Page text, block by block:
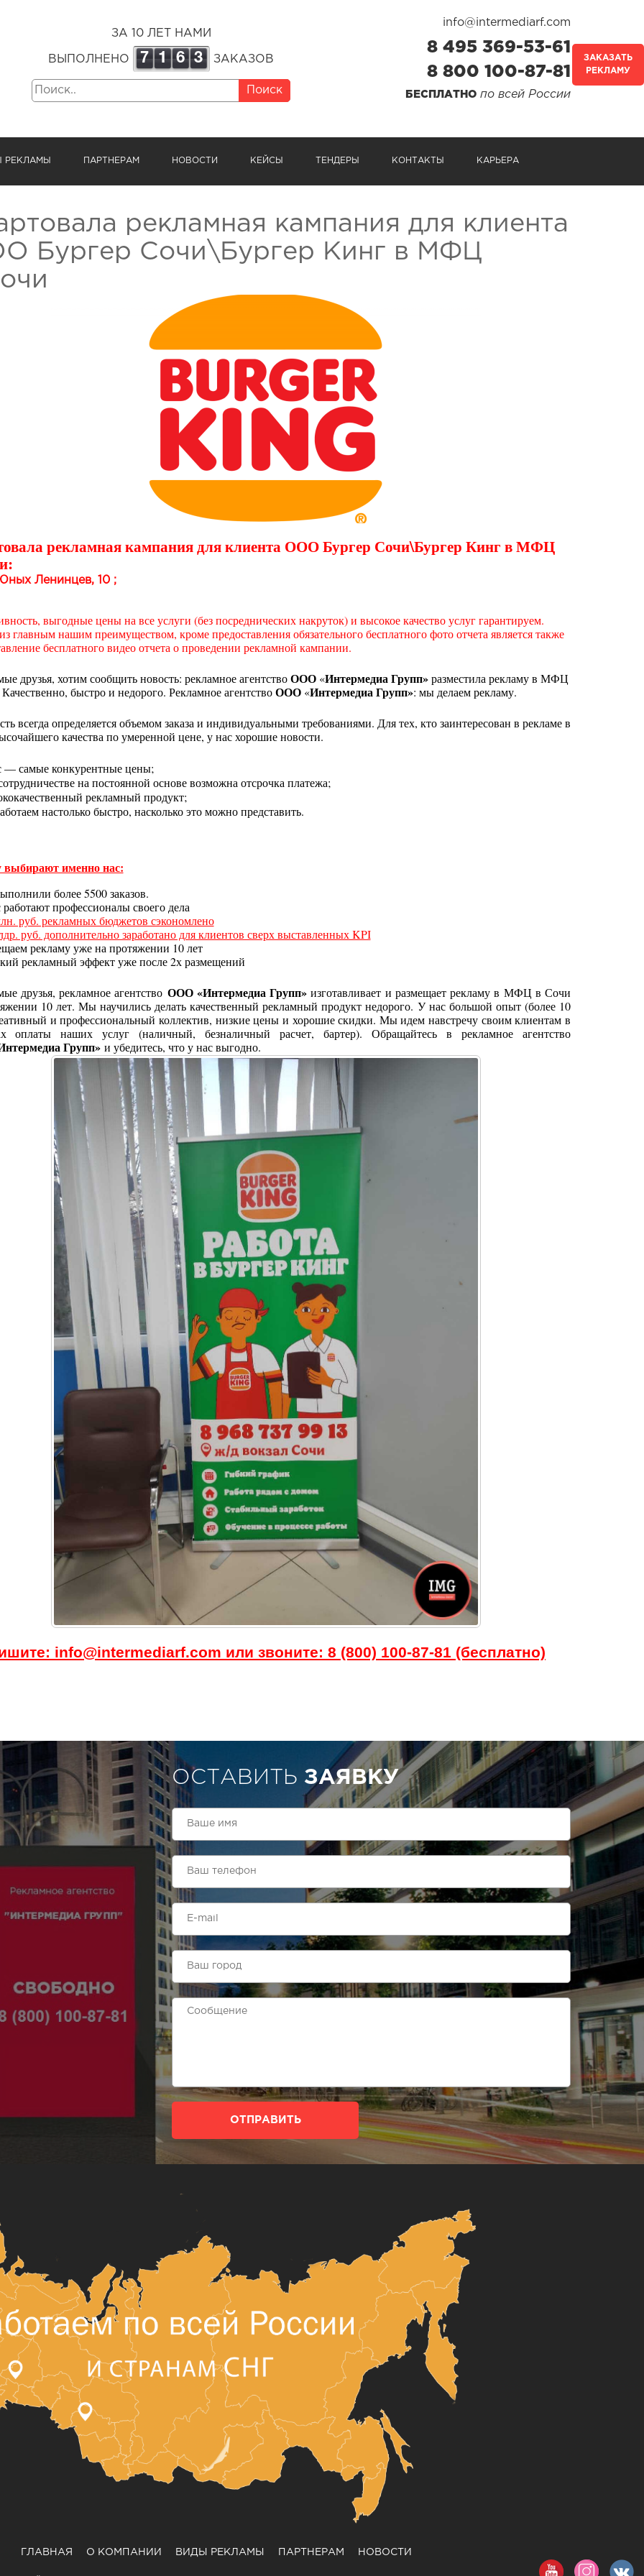
ЗА 10 ЛЕТ НАМИ
ВЫПОЛНЕНО 7 1 6 3 ЗАКАЗОВ
Поиск
info@intermediarf.com
8 495 369-53-61
8 800 100-87-81
БЕСПЛАТНО по всей России
РЕКЛАМЫ ПАРТНЕРАМ НОВОСТИ КЕЙСЫ ТЕНДЕРЫ КОНТАКТЫ КАРЬЕРА
ЗАКАЗАТЬ
РЕКЛАМУ
рекламная кампания для клиента
Бургер Сочи\Бургер Кинг в МФЦ
рекламная кампания для клиента ООО Бургер Сочи\Бургер Кинг в МФЦ
Ленинцев, 10 ;
выгодные цены на все услуги (без посреднических накруток) и высокое качество услуг гарантируем.
главным нашим преимуществом, кроме предоставления обязательного бесплатного фото отчета является также
бесплатного видео отчета о проведении рекламной кампании.
друзья, хотим сообщить новость: рекламное агентствоООО«Интермедиа Групп»разместила рекламу в МФЦ
быстро и недорого. Рекламное агентствоООО«Интермедиа Групп»: мы делаем рекламу.
всегда определяется объемом заказа и индивидуальными требованиями. Для тех, кто заинтересован в рекламе в
качества по умеренной цене, у нас хорошие новости.
— самые конкурентные цены;
на постоянной основе возможна отсрочка платежа;
рекламный продукт;
настолько быстро, насколько это можно представить.
именно нас:
более 5500 заказов.
профессионалы своего дела
руб. рекламных бюджетов сэкономлено
руб. дополнительно заработано для клиентов сверх выставленных KPI
рекламу уже на протяжении 10 лет
рекламный эффект уже после 2х размещений
друзья, рекламное агентство ООО «Интермедиа Групп» изготавливает и размещает рекламу в МФЦ в Сочи
10 лет. Мы научились делать качественный рекламный продукт недорого. У нас большой опыт (более 10
и профессиональный коллектив, низкие цены и хорошие скидки. Мы идем навстречу своим клиентам в
оплаты наших услуг (наличный, безналичный расчет, бартер). Обращайтесь в рекламное агентство
Групп» и убедитесь, что у нас выгодно.
info@intermediarf.com или звоните: 8 (800) 100-87-81 (бесплатно)
ОСТАВИТЬ ЗАЯВКУ
ОТПРАВИТЬ
ГЛАВНАЯ О КОМПАНИИ ВИДЫ РЕКЛАМЫ ПАРТНЕРАМ НОВОСТИ